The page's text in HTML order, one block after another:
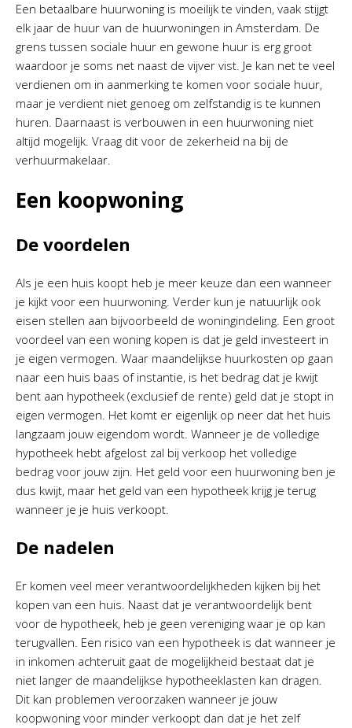
Een betaalbare huurwoning is moeilijk te vinden, vaak stijgt
elk jaar de huur van de huurwoningen in Amsterdam. De
grens tussen sociale huur en gewone huur is erg groot
waardoor je soms net naast de vijver vist. Je kan net te veel
verdienen om in aanmerking te komen voor sociale huur,
maar je verdient niet genoeg om zelfstandig is te kunnen
huren. Daarnaast is verbouwen in een huurwoning niet
altijd mogelijk. Vraag dit voor de zekerheid na bij de
verhuurmakelaar.
Een koopwoning
De voordelen
Als je een huis koopt heb je meer keuze dan een wanneer
je kijkt voor een huurwoning. Verder kun je natuurlijk ook
eisen stellen aan bijvoorbeeld de woningindeling. Een groot
voordeel van een woning kopen is dat je geld investeert in
je eigen vermogen. Waar maandelijkse huurkosten op gaan
naar een huis baas of instantie, is het bedrag dat je kwijt
bent aan hypotheek (exclusief de rente) geld dat je stopt in
eigen vermogen. Het komt er eigenlijk op neer dat het huis
langzaam jouw eigendom wordt. Wanneer je de volledige
hypotheek hebt afgelost zal bij verkoop het volledige
bedrag voor jouw zijn. Het geld voor een huurwoning ben je
dus kwijt, maar het geld van een hypotheek krijg je terug
wanneer je je huis verkoopt.
De nadelen
Er komen veel meer verantwoordelijkheden kijken bij het
kopen van een huis. Naast dat je verantwoordelijk bent
voor de hypotheek, heb je geen vereniging waar je op kan
terugvallen. Een risico van een hypotheek is dat wanneer je
in inkomen achteruit gaat de mogelijkheid bestaat dat je
niet langer de maandelijkse hypotheeklasten kan dragen.
Dit kan problemen veroorzaken wanneer je jouw
koopwoning voor minder verkoopt dan dat je het zelf